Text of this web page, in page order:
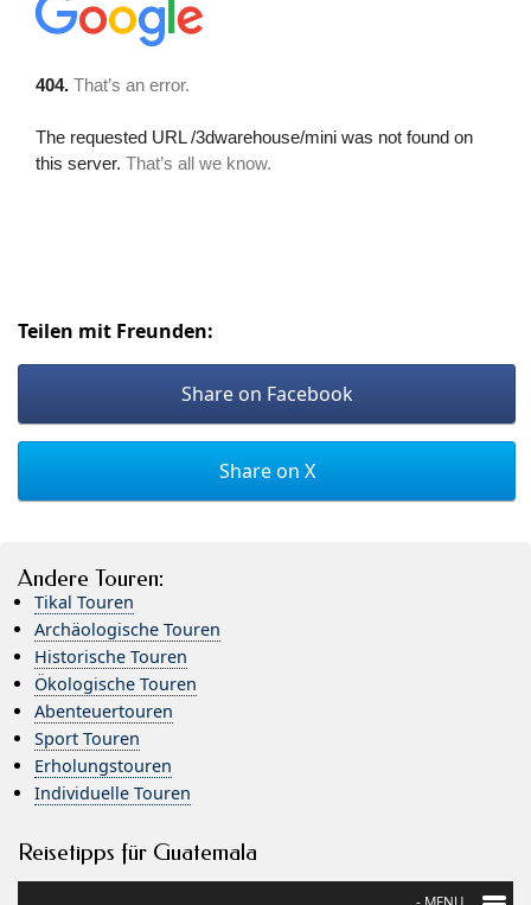
Teilen mit Freunden:
Share on Facebook
Share on X
Andere Touren:
Tikal Touren
Archäologische Touren
Historische Touren
Ökologische Touren
Abenteuertouren
Sport Touren
Erholungstouren
Individuelle Touren
Reisetipps für Guatemala